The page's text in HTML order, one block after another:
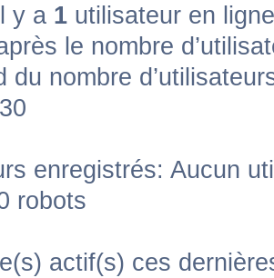
y a 1 utilisateur en
le nombre
du nombre
enregistrés: Aucun
robots
actif(s) ces